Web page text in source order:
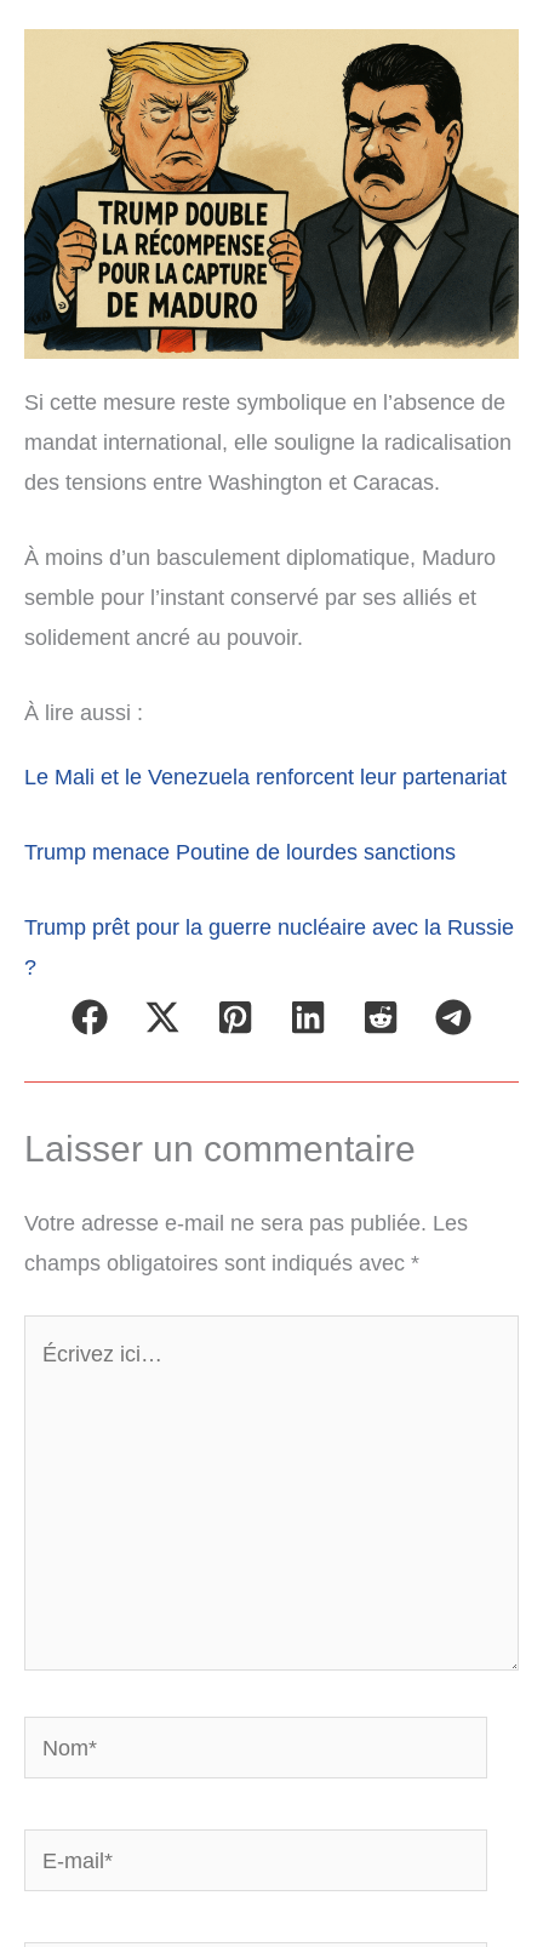
Si cette mesure reste symbolique en l’absence de
mandat international, elle souligne la radicalisation
des tensions entre Washington et Caracas.
À moins d’un basculement diplomatique, Maduro
semble pour l’instant conservé par ses alliés et
solidement ancré au pouvoir.
À lire aussi :
Le Mali et le Venezuela renforcent leur partenariat
Trump menace Poutine de lourdes sanctions
Trump prêt pour la guerre nucléaire avec la Russie
?
Laisser un commentaire
Votre adresse e-mail ne sera pas publiée. Les
champs obligatoires sont indiqués avec *
Nom*
E-
mail*